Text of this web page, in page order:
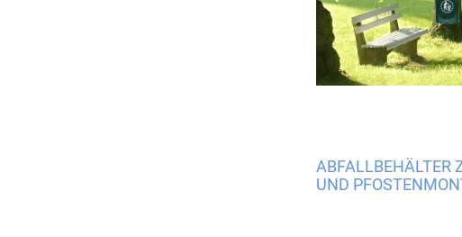
ABFALLBEHÄLTER
UND